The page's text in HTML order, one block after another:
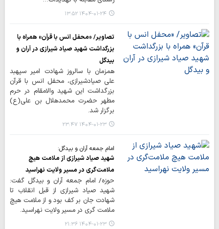
۱۴۰۴-۰۱-۲۴ ۱۳:۵۲
تصاویر/ «محفل انس با قرآن» همراه با
بزرگداشت شهید صیاد شیرازی در آران و
بیدگل
همزمان با سالروز شهادت امیر سپهبد
علی صیادشیرازی، محفل انس با قرآن
بزرگداشت این شهید والامقام در حرم
مطهر حضرت محمدهلال بن علی(ع)
برگزار شد.
۱۴۰۴-۰۱-۲۳ ۲۳:۴۷
امام جمعه آران و بیدگل:
شهید صیاد شیرازی از ملامت هیچ
ملامت‌گری در مسیر ولایت نهراسید
حوزه/ امام جمعه آران و بیدگل گفت:
شهید صیاد شیرازی از قبل انقلاب تا
شهادت جان بر کف بود و از ملامت هیچ
ملامت گری در مسیر ولایت نهراسید.
۱۴۰۴-۰۱-۲۳ ۲۱:۳۶